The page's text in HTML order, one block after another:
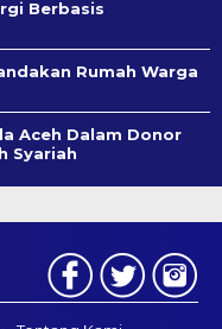
Berbasis
Rumah Warga
Aceh Dalam Donor
Syariah